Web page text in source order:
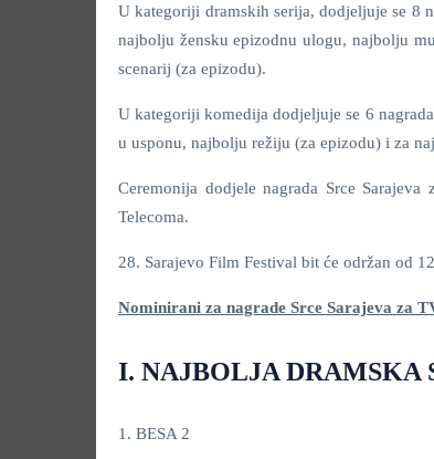
U kategoriji dramskih serija, dodjeljuje se 8
najbolju žensku epizodnu ulogu, najbolju
scenarij (za epizodu).
U kategoriji komedija dodjeljuje se 6
u usponu, najbolju režiju (za epizodu) i za
Ceremonija dodjele nagrada Srce
Telecoma.
28. Sarajevo Film Festival bit će održan od
Nominirani za nagrade Srce Sarajeva za
I. NAJBOLJA DRAMSKA
1. BESA 2